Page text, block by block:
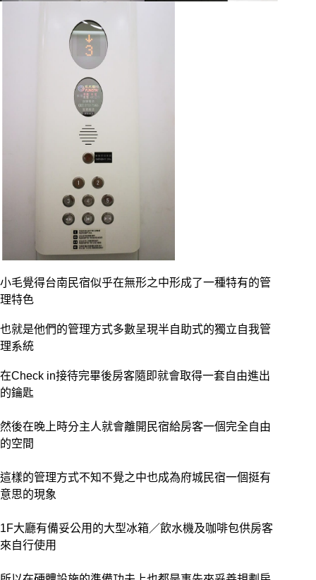
小毛覺得台南民宿似乎在無形之中形成了一種特有的管
理特色
也就是他們的管理方式多數呈現半自助式的獨立自我管
理系統
在Check in接待完畢後房客隨即就會取得一套自由進出
的鑰匙
然後在晚上時分主人就會離開民宿給房客一個完全自由
的空間
這樣的管理方式不知不覺之中也成為府城民宿一個挺有
意思的現象
1F大廳有備妥公用的大型冰箱／飲水機及咖啡包供房客
來自行使用